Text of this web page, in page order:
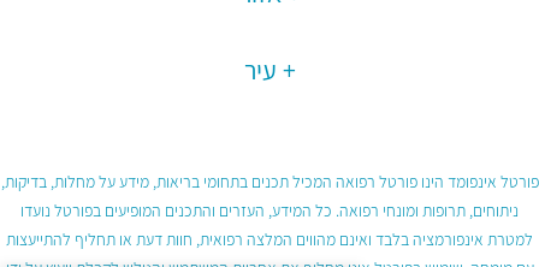
עיר
פורטל אינפומד הינו פורטל רפואה המכיל תכנים בתחומי בריאות, מידע על מחלות, בדיקות,
ניתוחים, תרופות ומונחי רפואה. כל המידע, העזרים והתכנים המופיעים בפורטל נועדו
למטרת אינפורמציה בלבד ואינם מהווים המלצה רפואית, חוות דעת או תחליף להתייעצות